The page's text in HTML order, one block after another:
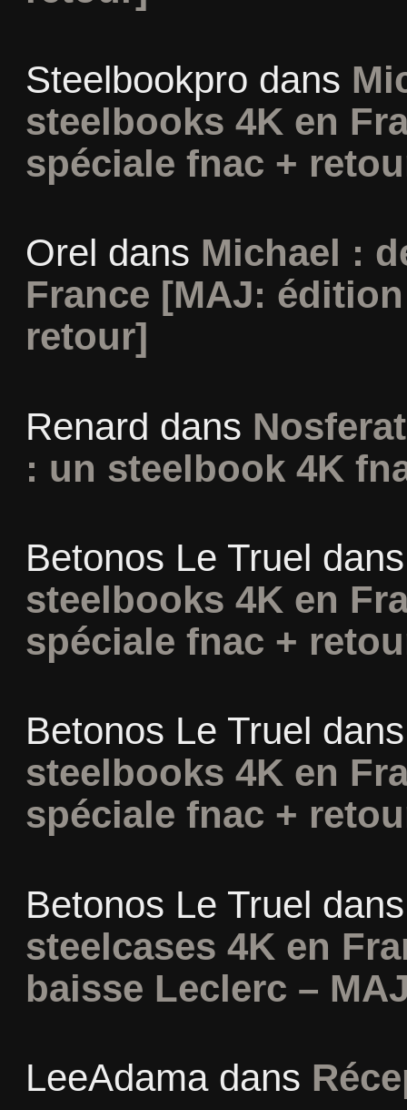
Steelbookpro dans
steelbooks 4K en
spéciale fnac +
Orel dans Michael :
France [MAJ:
retour]
Renard dans
: un steelbook 4K
Betonos Le Truel
steelbooks 4K en
spéciale fnac +
Betonos Le Truel
steelbooks 4K en
spéciale fnac +
Betonos Le Truel
steelcases 4K en
baisse Leclerc –
LeeAdamadans